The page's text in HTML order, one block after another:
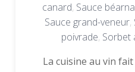
canard, Sauce
Sauce grand-veneur,
poivrade, Sorbet
La cuisine au vin